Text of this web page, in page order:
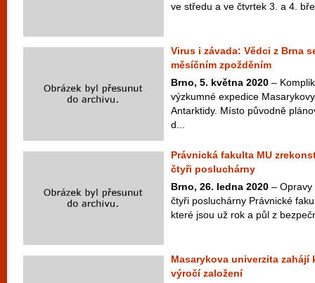
ve středu a ve čtvrtek 3. a 4.
Virus i závada: Vědci z Brna
měsíčním zpožděním
Brno, 5. května 2020 –
výzkumné expedice
Antarktidy. Místo původně
d...
Právnická fakulta MU
čtyři posluchárny
Brno, 26. ledna 2020 – Opravy
čtyři posluchárny Právnické
které jsou už rok a půl z
Masarykova univerzita zahájí
výročí založení